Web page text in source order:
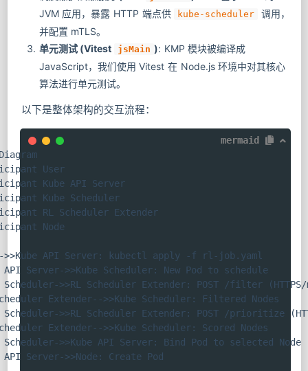
JVM 应用，暴露 HTTP 端点供
kube-scheduler
调用，
并配置 mTLS。
单元测试 (Vitest
jsMain ): KMP 模块被编译成
JavaScript，我们使用 Vitest 在 Node.js 环境中对其核心
算法进行单元测试。
以下是整体架构的交互流程：
mermaid
User
Kube API Server
Kube Scheduler
RL Scheduler Extender
Node
>>Kube API Server: kubectl apply -f rl-job.yaml
API Server->>Kube Scheduler: New Pod to schedule
Scheduler->>RL Scheduler Extender: POST /filter
Extender-->>Kube Scheduler: Filtered Nodes
Scheduler->>RL Scheduler Extender: POST /prioritize
Extender-->>Kube Scheduler: Scored Nodes
Scheduler->>Kube API Server: Bind Pod to selected Node
API Server->>Node: Create Pod